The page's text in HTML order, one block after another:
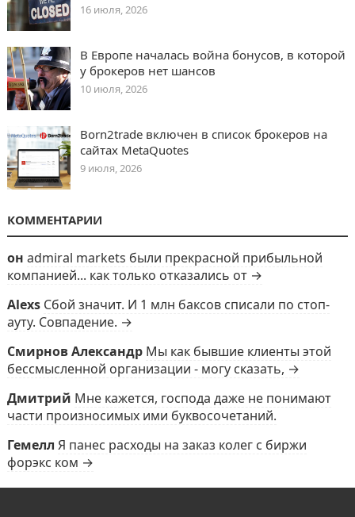
16 июля, 2026
В Европе началась война бонусов, в которой
у брокеров нет шансов
10 июля, 2026
Born2trade включен в список брокеров на
сайтах MetaQuotes
9 июля, 2026
КОММЕНТАРИИ
он admiral markets были прекрасной прибыльной
компанией... как только отказались от →
Alexs Сбой значит. И 1 млн баксов списали по стоп-
ауту. Совпадение. →
Смирнов Александр Мы как бывшие клиенты этой
бессмысленной организации - могу сказать, →
Дмитрий Мне кажется, господа даже не понимают
части произносимых ими буквосочетаний.
Гемелл Я панес расходы на заказ колег с биржи
форэкс ком →